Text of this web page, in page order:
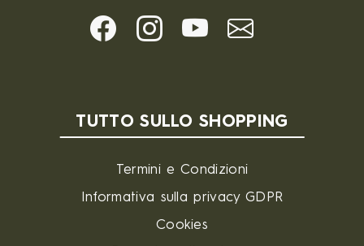
TUTTO SULLO SHOPPING
Termini e Condizioni
Informativa sulla privacy GDPR
Cookies